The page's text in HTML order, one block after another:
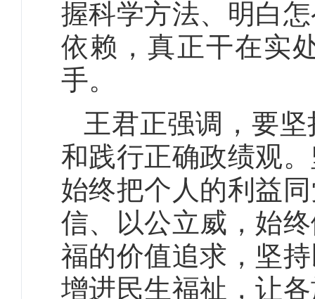
握科学方法、明白
依赖，真正干在实
手。
王君正强调，要
和践行正确政绩观
始终把个人的利益
信、以公立威，始
福的价值追求，坚
增进民生福祉，让